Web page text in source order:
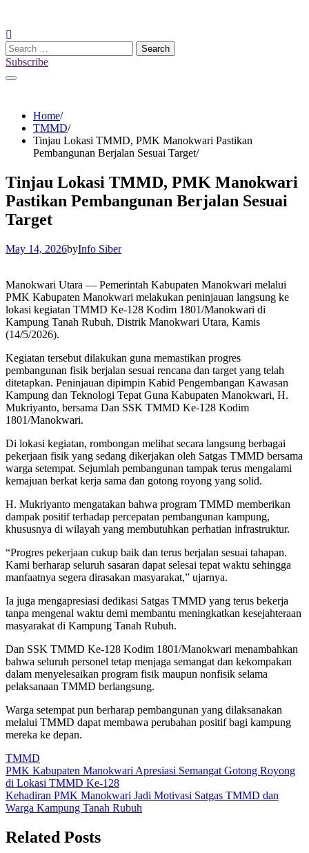
content
Search
for:
Subscribe
Home
TMMD
Tinjau Lokasi TMMD, PMK Manokwari Pastikan
Pembangunan Berjalan Sesuai Target
Tinjau Lokasi TMMD, PMK Manokwari
Pastikan Pembangunan Berjalan Sesuai
Target
May 14, 2026byInfo Siber
Manokwari Utara — Pemerintah Kabupaten Manokwari melalui
PMK Kabupaten Manokwari melakukan peninjauan langsung ke
lokasi kegiatan TMMD Ke-128 Kodim 1801/Manokwari di
Kampung Tanah Rubuh, Distrik Manokwari Utara, Kamis
(14/5/2026).
Kegiatan tersebut dilakukan guna memastikan progres
pembangunan fisik berjalan sesuai rencana dan target yang telah
ditetapkan. Peninjauan dipimpin Kabid Pengembangan Kawasan
Kampung dan Teknologi Tepat Guna Kabupaten Manokwari, H.
Mukriyanto, bersama Dan SSK TMMD Ke-128 Kodim
1801/Manokwari.
Di lokasi kegiatan, rombongan melihat secara langsung berbagai
pekerjaan fisik yang sedang dikerjakan oleh Satgas TMMD bersama
warga setempat. Sejumlah pembangunan tampak terus mengalami
kemajuan berkat kerja sama dan gotong royong yang solid.
H. Mukriyanto mengatakan bahwa program TMMD memberikan
dampak positif terhadap percepatan pembangunan kampung,
khususnya di wilayah yang membutuhkan perhatian infrastruktur.
“Progres pekerjaan cukup baik dan terus berjalan sesuai tahapan.
Kami berharap seluruh sasaran dapat selesai tepat waktu sehingga
manfaatnya segera dirasakan masyarakat,” ujarnya.
Ia juga mengapresiasi dedikasi Satgas TMMD yang terus bekerja
tanpa mengenal waktu demi membantu meningkatkan kesejahteraan
masyarakat di Kampung Tanah Rubuh.
Dan SSK TMMD Ke-128 Kodim 1801/Manokwari menambahkan
bahwa seluruh personel tetap menjaga semangat dan kekompakan
dalam menyelesaikan program fisik maupun nonfisik selama
pelaksanaan TMMD berlangsung.
Warga setempat pun berharap pembangunan yang dilaksanakan
melalui TMMD dapat membawa perubahan positif bagi kampung
mereka ke depan.
TMMD
Post
navigation
PMK Kabupaten Manokwari Apresiasi Semangat Gotong Royong
di Lokasi TMMD Ke-128
Kehadiran PMK Manokwari Jadi Motivasi Satgas TMMD dan
Warga Kampung Tanah Rubuh
Related Posts